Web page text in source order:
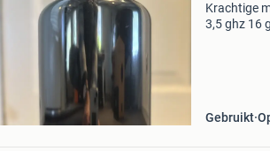
Krachtige
3,5 ghz 16
Gebruikt